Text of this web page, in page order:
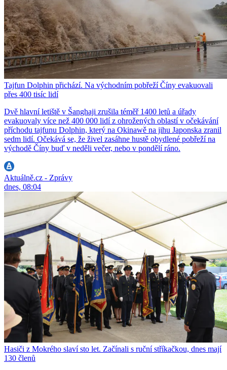
Tajfun Dolphin přichází. Na východním pobřeží Číny evakuovali
přes 400 tisíc lidí
Dvě hlavní letiště v Šanghaji zrušila téměř 1400 letů a úřady
evakuovaly více než 400 000 lidí z ohrožených oblastí v očekávání
příchodu tajfunu Dolphin, který na Okinawě na jihu Japonska zranil
sedm lidí. Očekává se, že živel zasáhne hustě obydlené pobřeží na
východě Číny buď v neděli večer, nebo v pondělí ráno.
Aktuálně.cz - Zprávy
dnes, 08:04
Hasiči z Mokrého slaví sto let. Začínali s ruční stříkačkou, dnes mají
130 členů